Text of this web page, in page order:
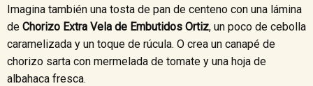
Imagina también una tosta de pan de centeno con una lámina
de Chorizo Extra Vela de Embutidos Ortiz, un poco de cebolla
caramelizada y un toque de rúcula. O crea un canapé de
chorizo sarta con mermelada de tomate y una hoja de
albahaca fresca.